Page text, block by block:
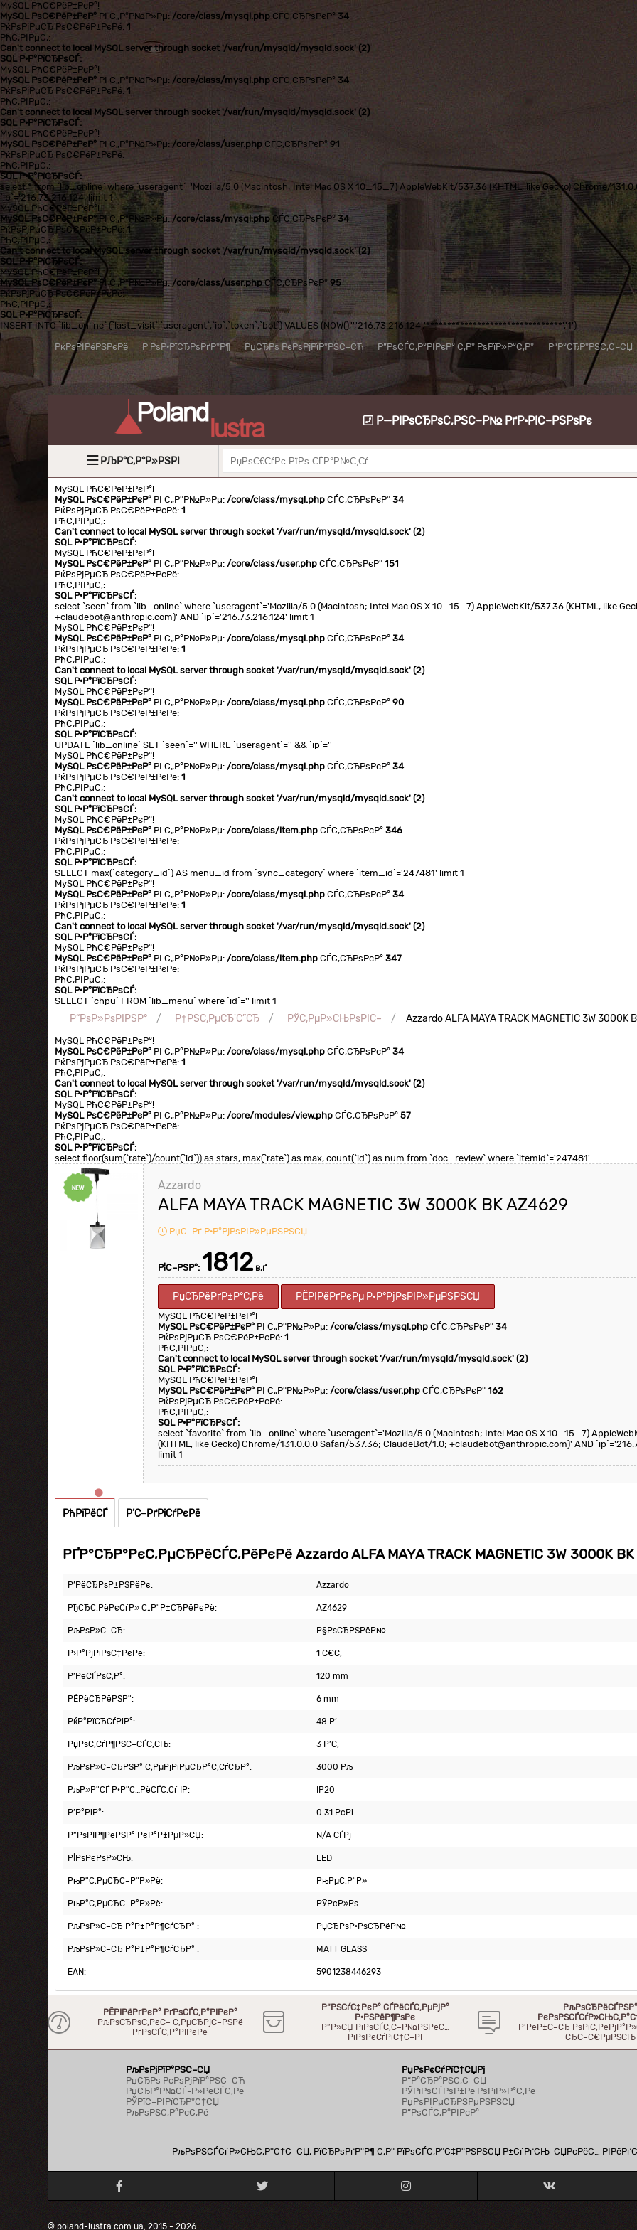
MySQL РћС€РёР±РєР°!
MySQL РѕС€РёР±РєР° РІ С„Р°Р№Р»Рµ: /core/class/mysql.php СЃС‚СЂРѕРєР° 34
РќРѕРјРµСЂ РѕС€РёР±РєРё: 1
РћС‚РІРµС‚:
Can't connect to local MySQL server through socket '/var/run/mysqld/mysqld.sock' (2)
SQL Р·Р°РїСЂРѕСЃ:
MySQL РћС€РёР±РєР°!
MySQL РѕС€РёР±РєР° РІ С„Р°Р№Р»Рµ: /core/class/mysql.php СЃС‚СЂРѕРєР° 34
РќРѕРјРµСЂ РѕС€РёР±РєРё: 1
РћС‚РІРµС‚:
Can't connect to local MySQL server through socket '/var/run/mysqld/mysqld.sock' (2)
SQL Р·Р°РїСЂРѕСЃ:
MySQL РћС€РёР±РєР°!
MySQL РѕС€РёР±РєР° РІ С„Р°Р№Р»Рµ: /core/class/user.php СЃС‚СЂРѕРєР° 91
РќРѕРјРµСЂ РѕС€РёР±РєРё:
РћС‚РІРµС‚:
SQL Р·Р°РїСЂРѕСЃ:
select * from `lib_online` where `useragent`='Mozilla/5.0 (Macintosh; Intel Mac OS X 10_15_7) AppleWebKit/537.36 (KHTML, like Gecko) Chrome/
`ip`='216.73.216.124' limit 1
MySQL РћС€РёР±РєР°!
MySQL РѕС€РёР±РєР° РІ С„Р°Р№Р»Рµ:/core/class/mysql.php СЃС‚СЂРѕРєР° 34
РќРѕРјРµСЂ РѕС€РёР±РєРё: 1
РћС‚РІРµС‚:
Can't connect to local MySQL server through socket '/var/run/mysqld/mysqld.sock' (2)
SQL Р·Р°РїСЂРѕСЃ:
MySQL РћС€РёР±РєР°!
MySQL РѕС€РёР±РєР°РІ С„Р°Р№Р»Рµ:/core/class/user.phpСЃС‚СЂРѕРєР° 95
РќРѕРјРµСЂ РѕС€РёР±РєРё:
РћС‚РІРµС‚:
SQL Р·Р°РїСЂРѕСЃ:
INSERT INTO `lib_online` (`last_visit`,`useragent`,`ip`,`token`,`bot`) VALUES (NOW(),'','216.73.216.124','********************************','1')
РќРѕРІРёРЅРєРё
Р РѕР·РїСЂРѕРґР°Р¶ РџСЂРѕ РєРѕРјРїР°РЅС–СЋ Р”РѕСЃС‚Р°РІРєР° С‚Р° РѕРїР»Р°С‚Р° Р“Р°СЂР°РЅС‚С–СЏ
Р—РІРѕСЂРѕС‚РЅС–Р№ РґР·РІС–РЅРѕРє
РЉР°С‚Р°Р»РЅРІ
MySQL РћС€РёР±РєР°!
MySQL РѕС€РёР±РєР° РІ С„Р°Р№Р»Рµ:/core/class/mysql.php СЃС‚СЂРѕРєР°34
РќРѕРјРµСЂ РѕС€РёР±РєРё:1
РћС‚РІРµС‚:
Can't connect to local MySQL server through socket '/var/run/mysqld/mysqld.sock' (2)
SQL Р·Р°РїСЂРѕСЃ:
MySQL РћС€РёР±РєР°!
MySQL РѕС€РёР±РєР° РІ С„Р°Р№Р»Рµ:/core/class/user.php СЃС‚СЂРѕРєР°151
РќРѕРјРµСЂ РѕС€РёР±РєРё:
РћС‚РІРµС‚:
SQL Р·Р°РїСЂРѕСЃ:
select `seen` from `lib_online` where `useragent`='Mozilla/5.0 (Macintosh; Intel Mac OS X 10_15_7) AppleWebKit/537.36 (KHTML, like
+claudebot@anthropic.com)' AND `ip`='216.73.216.124' limit 1
MySQL РћС€РёР±РєР°!
MySQL РѕС€РёР±РєР° РІ С„Р°Р№Р»Рµ:/core/class/mysql.php СЃС‚СЂРѕРєР°34
РќРѕРјРµСЂ РѕС€РёР±РєРё:1
РћС‚РІРµС‚:
Can't connect to local MySQL server through socket '/var/run/mysqld/mysqld.sock' (2)
SQL Р·Р°РїСЂРѕСЃ:
MySQL РћС€РёР±РєР°!
MySQL РѕС€РёР±РєР° РІ С„Р°Р№Р»Рµ:/core/class/mysql.php СЃС‚СЂРѕРєР°90
РќРѕРјРµСЂ РѕС€РёР±РєРё:
РћС‚РІРµС‚:
SQL Р·Р°РїСЂРѕСЃ:
UPDATE `lib_online` SET `seen`='' WHERE `useragent`='' && `ip`=''
MySQL РћС€РёР±РєР°!
MySQL РѕС€РёР±РєР° РІ С„Р°Р№Р»Рµ:/core/class/mysql.php СЃС‚СЂРѕРєР°34
РќРѕРјРµСЂ РѕС€РёР±РєРё:1
РћС‚РІРµС‚:
Can't connect to local MySQL server through socket '/var/run/mysqld/mysqld.sock' (2)
SQL Р·Р°РїСЂРѕСЃ:
MySQL РћС€РёР±РєР°!
MySQL РѕС€РёР±РєР° РІ С„Р°Р№Р»Рµ:/core/class/item.php СЃС‚СЂРѕРєР°346
РќРѕРјРµСЂ РѕС€РёР±РєРё:
РћС‚РІРµС‚:
SQL Р·Р°РїСЂРѕСЃ:
SELECT max(`category_id`) AS menu_id from `sync_category` where `item_id`='247481' limit 1
MySQL РћС€РёР±РєР°!
MySQL РѕС€РёР±РєР° РІ С„Р°Р№Р»Рµ:/core/class/mysql.php СЃС‚СЂРѕРєР°34
РќРѕРјРµСЂ РѕС€РёР±РєРё:1
РћС‚РІРµС‚:
Can't connect to local MySQL server through socket '/var/run/mysqld/mysqld.sock' (2)
SQL Р·Р°РїСЂРѕСЃ:
MySQL РћС€РёР±РєР°!
MySQL РѕС€РёР±РєР° РІ С„Р°Р№Р»Рµ:/core/class/item.php СЃС‚СЂРѕРєР°347
РќРѕРјРµСЂ РѕС€РёР±РєРё:
РћС‚РІРµС‚:
SQL Р·Р°РїСЂРѕСЃ:
SELECT `chpu` FROM `lib_menu` where `id`='' limit 1
Р“РѕР»РѕРІРЅР° Р†РЅС‚РµСЂ'С”СЂ РЎС‚РµР»СЊРѕРІС– Azzardo ALFA MAYA TRACK MAGNETIC 3W 3000K
MySQL РћС€РёР±РєР°!
MySQL РѕС€РёР±РєР° РІ С„Р°Р№Р»Рµ:/core/class/mysql.php СЃС‚СЂРѕРєР°34
РќРѕРјРµСЂ РѕС€РёР±РєРё:1
РћС‚РІРµС‚:
Can't connect to local MySQL server through socket '/var/run/mysqld/mysqld.sock' (2)
SQL Р·Р°РїСЂРѕСЃ:
MySQL РћС€РёР±РєР°!
MySQL РѕС€РёР±РєР° РІ С„Р°Р№Р»Рµ:/core/modules/view.php СЃС‚СЂРѕРєР°57
РќРѕРјРµСЂ РѕС€РёР±РєРё:
РћС‚РІРµС‚:
SQL Р·Р°РїСЂРѕСЃ:
select floor(sum(`rate`)/count(`id`)) as stars, max(`rate`) as max, count(`id`) as num from `doc_review` where `itemid`='247481'
Azzardo
ALFA MAYA TRACK MAGNETIC 3W 3000K BK AZ4629
РџС–Рґ Р·Р°РјРѕРІР»РµРЅРЅСЏ
Р¦С–РЅР°: 1812 в‚ґ
РџСЂРёРґР±Р°С‚Рё РЁРІРёРґРєРµ Р·Р°РјРѕРІР»РµРЅРЅСЏ
MySQL РћС€РёР±РєР°!
MySQL РѕС€РёР±РєР° РІ С„Р°Р№Р»Рµ:/core/class/mysql.php СЃС‚СЂРѕРєР°34
РќРѕРјРµСЂ РѕС€РёР±РєРё:1
РћС‚РІРµС‚:
Can't connect to local MySQL server through socket '/var/run/mysqld/mysqld.sock' (2)
SQL Р·Р°РїСЂРѕСЃ:
MySQL РћС€РёР±РєР°!
MySQL РѕС€РёР±РєР° РІ С„Р°Р№Р»Рµ:/core/class/user.php СЃС‚СЂРѕРєР°162
РќРѕРјРµСЂ РѕС€РёР±РєРё:
РћС‚РІРµС‚:
SQL Р·Р°РїСЂРѕСЃ:
select `favorite` from `lib_online` where `useragent`='Mozilla/5.0 (Macintosh; Intel Mac OS X 10_15_7)
(KHTML, like Gecko) Chrome/131.0.0.0 Safari/537.36; ClaudeBot/1.0; +claudebot@anthropic.com)' AND
limit 1
РћРїРёСЃ Р’С–РґРіСѓРєРё
РҐР°СЂР°РєС‚РµСЂРёСЃС‚РёРєРё Azzardo ALFA MAYA TRACK MAGNETIC 3W 3000K
Р’РёСЂРѕР±РЅРёРє: Azzardo
РђСЂС‚РёРєСѓР» С„Р°Р±СЂРёРєРё: AZ4629
РљРѕР»С–СЂ: Р§РѕСЂРЅРёР№
Р›Р°РјРїРѕС‡РєРё: 1 С€С‚
Р’РёСЃРѕС‚Р°: 120 mm
РЁРёСЂРёРЅР°: 6 mm
РќР°РїСЂСѓРіР°: 48 Р’
РџРѕС‚СѓР¶РЅС–СЃС‚СЊ: 3 Р’С‚
РљРѕР»С–СЂРЅР° С‚РµРјРїРµСЂР°С‚СѓСЂР°: 3000 Рљ
РљР»Р°СЃ Р·Р°С…РёСЃС‚Сѓ IP: IP20
Р’Р°РіР°: 0.31 РєРі
Р”РѕРІР¶РёРЅР° РєР°Р±РµР»СЏ: N/A СЃРј
Р¦РѕРєРѕР»СЊ: LED
РњР°С‚РµСЂС–Р°Р»Рё: РњРµС‚Р°Р»
РњР°С‚РµСЂС–Р°Р»Рё: РЎРєР»Рѕ
РљРѕР»С–СЂ Р°Р±Р°Р¶СѓСЂР° : РџСЂРѕР·РѕСЂРёР№
РљРѕР»С–СЂ Р°Р±Р°Р¶СѓСЂР° : MATT GLASS
EAN: 5901238446293
РЁРІРёРґРєР° РґРѕСЃС‚Р°РІРєР°
РљРѕСЂРѕС‚РєС– С‚РµСЂРјС–РЅРё
РґРѕСЃС‚Р°РІРєРё
Р“РЅСѓС‡РєР° СЃРёСЃС‚РµРјР°
Р·РЅРёР¶РѕРє
Р”Р»СЏ РїРѕСЃС‚С–Р№РЅРёС…
РїРѕРєСѓРїС†С–РІ
РљРѕСЂРёСЃРЅР°
Р’РёР±С–СЂ
СЂС–С€РµРЅСЊ
РљРѕРјРїР°РЅС–СЏ
РџСЂРѕ РєРѕРјРїР°РЅС–СЋ
РџСЂР°Р№СЃ-Р»РёСЃС‚Рё
РЎРїС–РІРїСЂР°С†СЏ
РљРѕРЅС‚Р°РєС‚Рё
РџРѕРєСѓРїС†СЏРј
Р“Р°СЂР°РЅС‚С–СЏ
РЎРїРѕСЃРѕР±Рё РѕРїР»Р°С‚Рё
РџРѕРІРµСЂРЅРµРЅРЅСЏ
Р”РѕСЃС‚Р°РІРєР°
РљРѕРЅСЃСѓР»СЊС‚Р°С†С–СЏ, РїСЂРѕРґР°Р¶ С‚Р° РїРѕСЃС‚Р°С‡Р°РЅРЅСЏ Р±СѓРґСЊ-СЏРєРёС…
© poland-lustra.com.ua, 2015 - 2026